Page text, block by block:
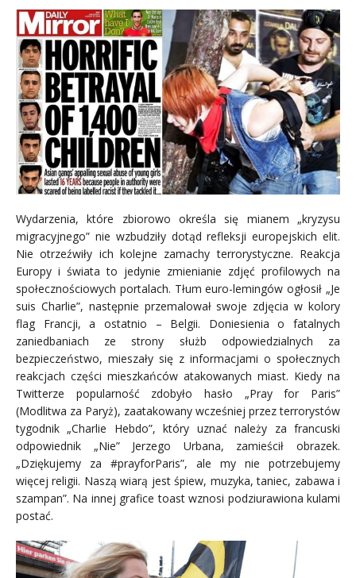
Wydarzenia, które zbiorowo określa się mianem „kryzysu
migracyjnego” nie wzbudziły dotąd refleksji europejskich elit.
Nie otrzeźwiły ich kolejne zamachy terrorystyczne. Reakcja
Europy i świata to jedynie zmienianie zdjęć profilowych na
społecznościowych portalach. Tłum euro-lemingów ogłosił „Je
suis Charlie”, następnie przemalował swoje zdjęcia w kolory
flag Francji, a ostatnio – Belgii. Doniesienia o fatalnych
zaniedbaniach ze strony służb odpowiedzialnych za
bezpieczeństwo, mieszały się z informacjami o społecznych
reakcjach części mieszkańców atakowanych miast. Kiedy na
Twitterze popularność zdobyło hasło „Pray for Paris”
(Modlitwa za Paryż), zaatakowany wcześniej przez terrorystów
tygodnik „Charlie Hebdo”, który uznać należy za francuski
odpowiednik „Nie” Jerzego Urbana, zamieścił obrazek.
„Dziękujemy za #prayforParis”, ale my nie potrzebujemy
więcej religii. Naszą wiarą jest śpiew, muzyka, taniec, zabawa i
szampan”. Na innej grafice toast wznosi podziurawiona kulami
postać.